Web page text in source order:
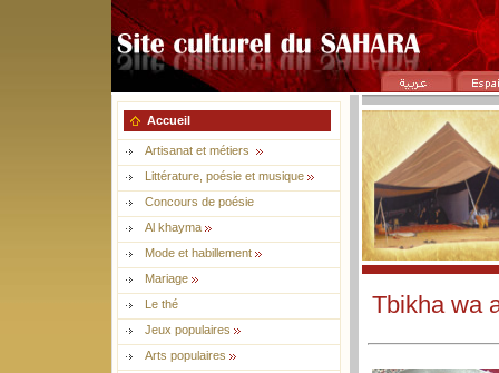
Accueil
Artisanat et métiers
Littérature, poésie et musique
Concours de poésie
Al khayma
Mode et habillement
Mariage
Le thé
Jeux populaires
Arts populaires
Tbikha wa